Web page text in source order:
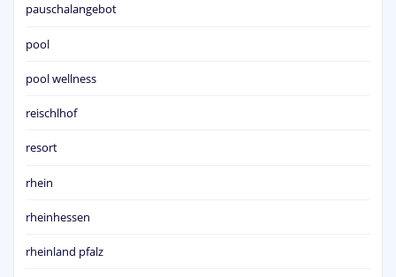
pauschalangebot
pool
pool wellness
reischlhof
resort
rhein
rheinhessen
rheinland pfalz